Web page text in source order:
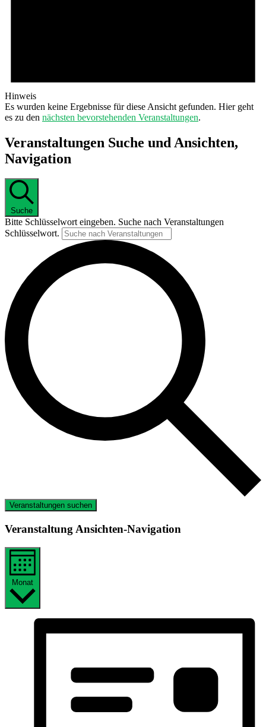
Hinweis
Es wurden keine Ergebnisse für diese Ansicht gefunden. Hier geht
es zu den nächsten bevorstehenden Veranstaltungen.
Veranstaltungen Suche und Ansichten,
Navigation
Suche
Bitte Schlüsselwort eingeben. Suche nach Veranstaltungen
Schlüsselwort.
Veranstaltungen suchen
Veranstaltung Ansichten-Navigation
Monat